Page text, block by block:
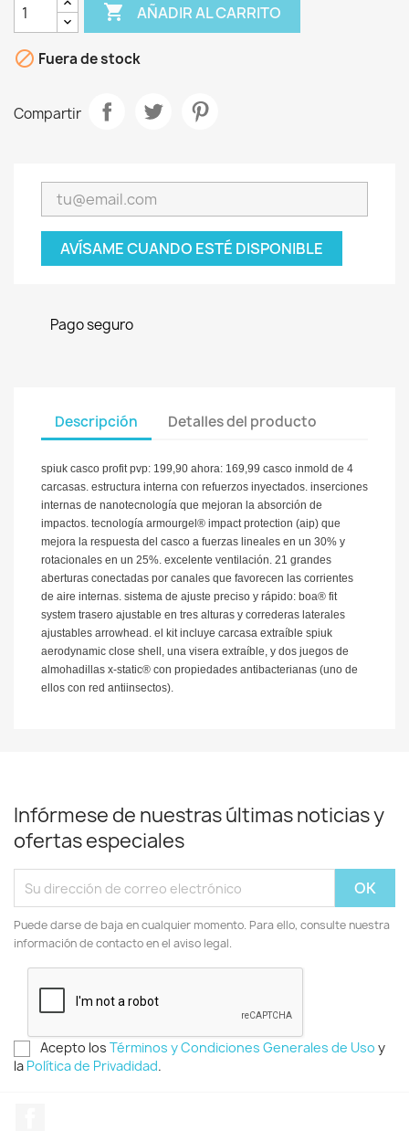
 AÑADIR AL CARRITO
 Fuera de stock
Compartir
AVÍSAME CUANDO ESTÉ DISPONIBLE
Pago seguro
Descripción Detalles del producto
spiuk casco profit pvp: 199,90 ahora: 169,99 casco inmold de 4
carcasas. estructura interna con refuerzos inyectados. inserciones
internas de nanotecnología que mejoran la absorción de
impactos. tecnología armourgel® impact protection (aip) que
mejora la respuesta del casco a fuerzas lineales en un 30% y
rotacionales en un 25%. excelente ventilación. 21 grandes
aberturas conectadas por canales que favorecen las corrientes
de aire internas. sistema de ajuste preciso y rápido: boa® fit
system trasero ajustable en tres alturas y correderas laterales
ajustables arrowhead. el kit incluye carcasa extraíble spiuk
aerodynamic close shell, una visera extraíble, y dos juegos de
almohadillas x-static® con propiedades antibacterianas (uno de
ellos con red antiinsectos).
Infórmese de nuestras últimas noticias y
ofertas especiales
Puede darse de baja en cualquier momento. Para ello, consulte nuestra
información de contacto en el aviso legal.
Acepto los Términos y Condiciones Generales de Uso y
la Política de Privadidad.